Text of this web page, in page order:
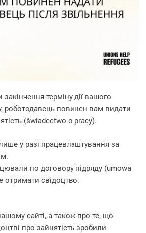
закінчення терміну дії вашого
роботодавець повинен вам видати
(świadectwo o pracy).
у разі працевлаштування за
по договору підряду (umowа
отримати свідоцтво.
сайті, а також про те, що
про зайнятість зробили